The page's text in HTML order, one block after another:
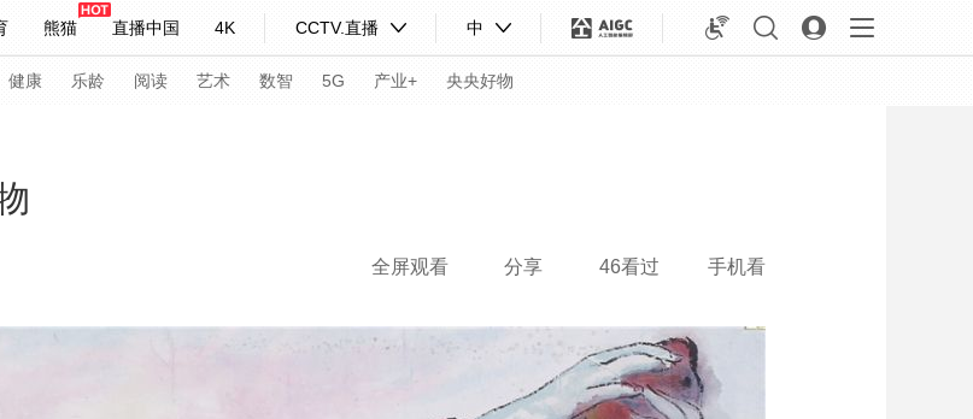
熊猫 直播中国 4K CCTV.直播 中
天天学习
视影音
健康 乐龄 阅读 艺术 数智 5G 产业+ 央央好物
全屏观看 分享 46看过 手机看